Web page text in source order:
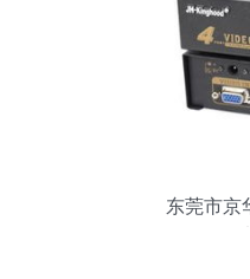
东莞市京